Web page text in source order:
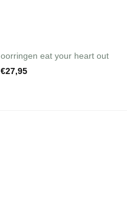
oorringen eat your heart out
€27,95